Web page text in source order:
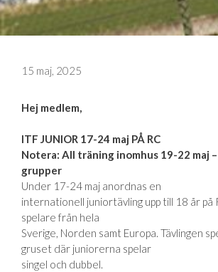
15 maj, 2025
Hej medlem,
ITF JUNIOR 17-24 maj PÅ RC
Notera: All träning inomhus 19-22 maj
grupper
Under 17-24 maj anordnas en
internationell juniortävling upp till 18 år på
spelare från hela
Sverige, Norden samt Europa. Tävlingen
gruset där juniorerna spelar
singel och dubbel.